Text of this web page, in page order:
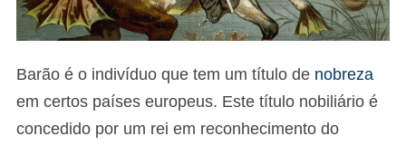
Barão é o indivíduo que tem um título de nobreza
em certos países europeus. Este título nobiliário é
concedido por um rei em reconhecimento do